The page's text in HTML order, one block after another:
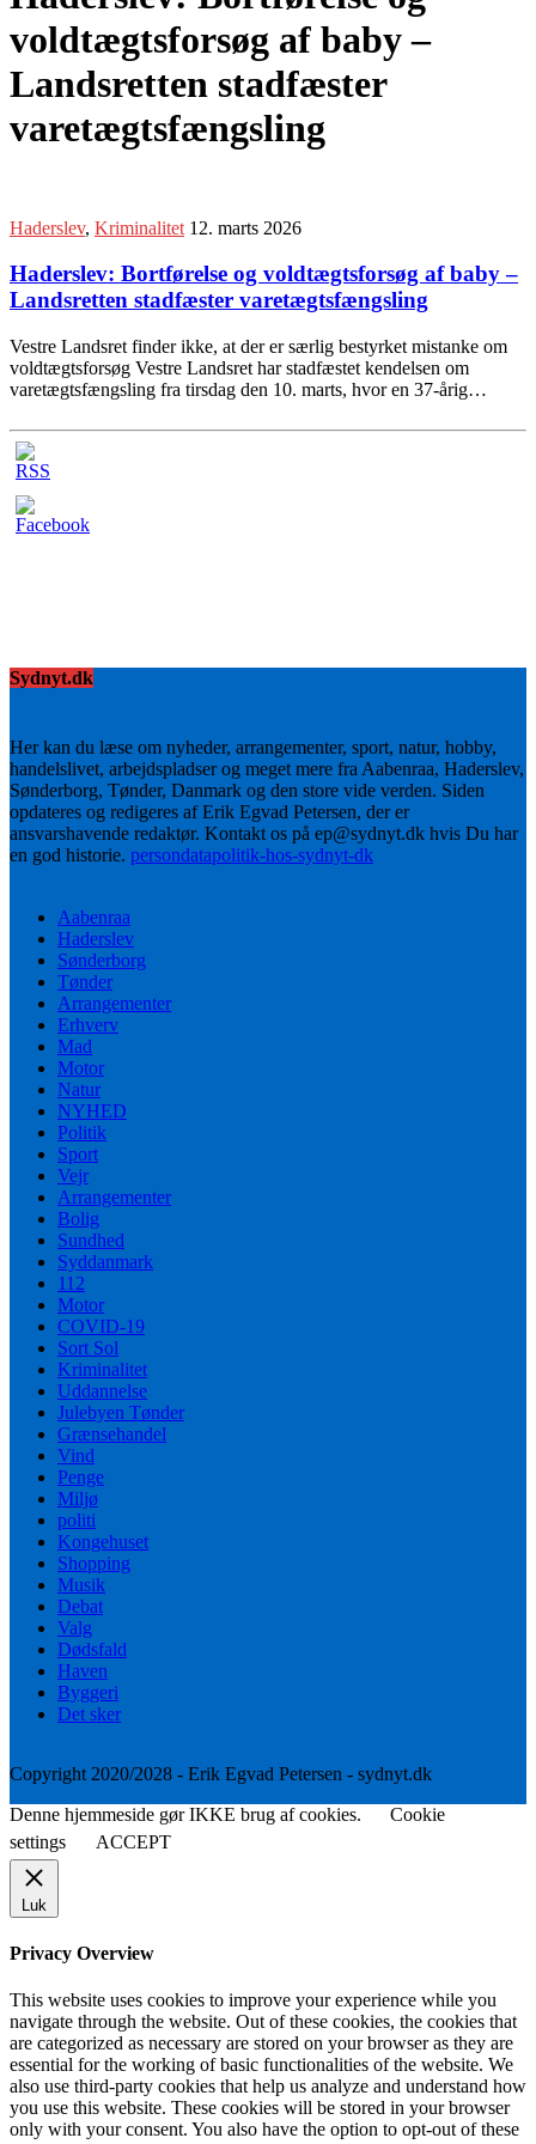
voldtægtsforsøg af baby –
Landsretten stadfæster
varetægtsfængsling
Haderslev, Kriminalitet 12. marts 2026
Haderslev: Bortførelse og voldtægtsforsøg af baby –
Landsretten stadfæster varetægtsfængsling
Vestre Landsret finder ikke, at der er særlig bestyrket mistanke om
voldtægtsforsøg Vestre Landsret har stadfæstet kendelsen om
varetægtsfængsling fra tirsdag den 10. marts, hvor en 37-årig…
Sydnyt.dk
Her kan du læse om nyheder, arrangementer, sport, natur, hobby,
handelslivet, arbejdspladser og meget mere fra Aabenraa, Haderslev,
Sønderborg, Tønder, Danmark og den store vide verden. Siden
opdateres og redigeres af Erik Egvad Petersen, der er
ansvarshavende redaktør. Kontakt os på ep@sydnyt.dk hvis Du har
en god historie. persondatapolitik-hos-sydnyt-dk
Aabenraa
Haderslev
Sønderborg
Tønder
Arrangementer
Erhverv
Mad
Motor
Natur
NYHED
Politik
Sport
Vejr
Arrangementer
Bolig
Sundhed
Syddanmark
112
Motor
COVID-19
Sort Sol
Kriminalitet
Uddannelse
Julebyen Tønder
Grænsehandel
Vind
Penge
Miljø
politi
Kongehuset
Shopping
Musik
Debat
Valg
Dødsfald
Haven
Byggeri
Det sker
Copyright 2020/2028 - Erik Egvad Petersen - sydnyt.dk
Denne hjemmeside gør IKKE brug af cookies.
Cookie
settings
ACCEPT
Luk
Privacy Overview
This website uses cookies to improve your experience while you
navigate through the website. Out of these cookies, the cookies that
are categorized as necessary are stored on your browser as they are
essential for the working of basic functionalities of the website. We
also use third-party cookies that help us analyze and understand how
you use this website. These cookies will be stored in your browser
only with your consent. You also have the option to opt-out of these